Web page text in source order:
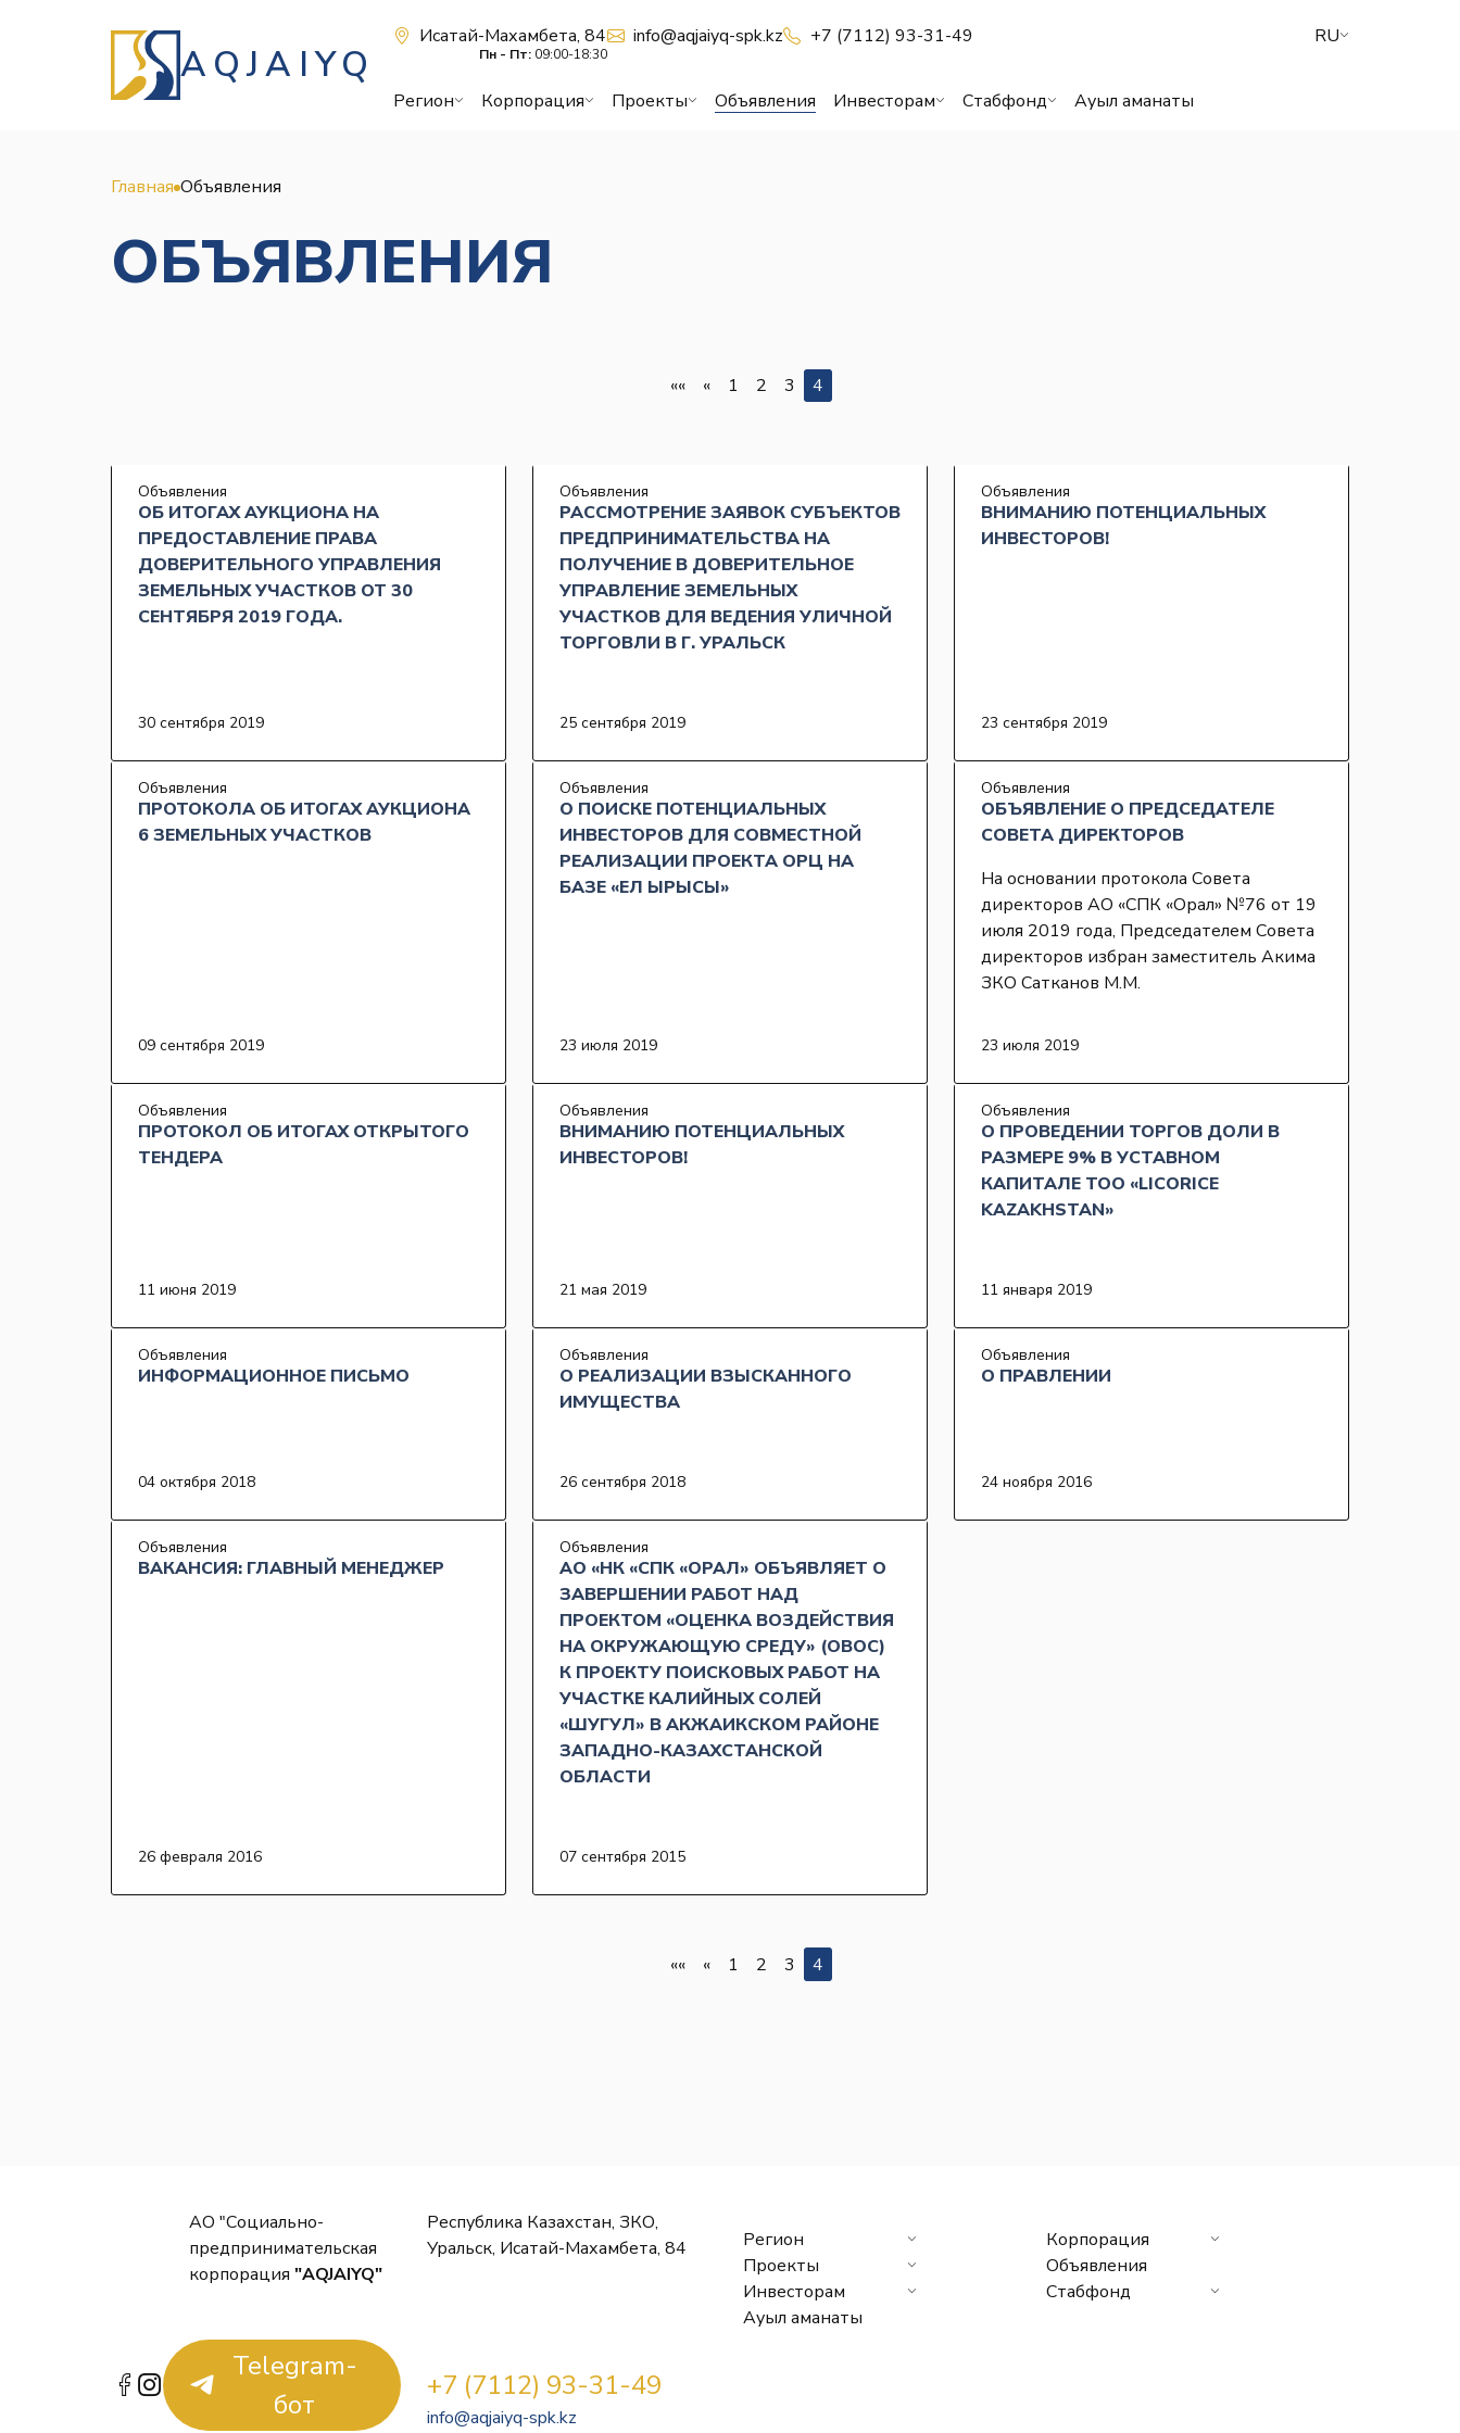
AQJAIYQ
Исатай-Махамбета, 84
Пн - Пт:09:00-18:30
info@aqjaiyq-spk.kz +7 (7112) 93-31-49 RU
Регион Корпорация Проекты Объявления Инвесторам Стабфонд Ауыл аманаты
Главная Объявления
ОБЪЯВЛЕНИЯ
«« « 1 2 3 4
Объявления
ОБ ИТОГАХ АУКЦИОНА НА
ПРЕДОСТАВЛЕНИЕ ПРАВА
ДОВЕРИТЕЛЬНОГО УПРАВЛЕНИЯ
ЗЕМЕЛЬНЫХ УЧАСТКОВ ОТ 30
СЕНТЯБРЯ 2019 ГОДА.
30 сентября 2019
Объявления
РАССМОТРЕНИЕ ЗАЯВОК СУБЪЕКТОВ
ПРЕДПРИНИМАТЕЛЬСТВА НА
ПОЛУЧЕНИЕ В ДОВЕРИТЕЛЬНОЕ
УПРАВЛЕНИЕ ЗЕМЕЛЬНЫХ
УЧАСТКОВ ДЛЯ ВЕДЕНИЯ УЛИЧНОЙ
ТОРГОВЛИ В Г. УРАЛЬСК
25 сентября 2019
Объявления
ВНИМАНИЮ ПОТЕНЦИАЛЬНЫХ
ИНВЕСТОРОВ!
23 сентября 2019
Объявления
ПРОТОКОЛА ОБ ИТОГАХ АУКЦИОНА
6 ЗЕМЕЛЬНЫХ УЧАСТКОВ
09 сентября 2019
Объявления
О ПОИСКЕ ПОТЕНЦИАЛЬНЫХ
ИНВЕСТОРОВ ДЛЯ СОВМЕСТНОЙ
РЕАЛИЗАЦИИ ПРОЕКТА ОРЦ НА
БАЗЕ «ЕЛ ЫРЫСЫ»
23 июля 2019
Объявления
ОБЪЯВЛЕНИЕ О ПРЕДСЕДАТЕЛЕ
СОВЕТА ДИРЕКТОРОВ
На основании протокола Совета
директоров АО «СПК «Орал» №76 от 19
июля 2019 года, Председателем Совета
директоров избран заместитель Акима
ЗКО Сатканов М.М.
23 июля 2019
Объявления
ПРОТОКОЛ ОБ ИТОГАХ ОТКРЫТОГО
ТЕНДЕРА
11 июня 2019
Объявления
ВНИМАНИЮ ПОТЕНЦИАЛЬНЫХ
ИНВЕСТОРОВ!
21 мая 2019
Объявления
О ПРОВЕДЕНИИ ТОРГОВ ДОЛИ В
РАЗМЕРЕ 9% В УСТАВНОМ
КАПИТАЛЕ ТОО «LICORICE
KAZAKHSTAN»
11 января 2019
Объявления
ИНФОРМАЦИОННОЕ ПИСЬМО
04 октября 2018
Объявления
О РЕАЛИЗАЦИИ ВЗЫСКАННОГО
ИМУЩЕСТВА
26 сентября 2018
Объявления
О ПРАВЛЕНИИ
24 ноября 2016
Объявления
ВАКАНСИЯ: ГЛАВНЫЙ МЕНЕДЖЕР
26 февраля 2016
Объявления
АО «НК «СПК «ОРАЛ» ОБЪЯВЛЯЕТ О
ЗАВЕРШЕНИИ РАБОТ НАД
ПРОЕКТОМ «ОЦЕНКА ВОЗДЕЙСТВИЯ
НА ОКРУЖАЮЩУЮ СРЕДУ» (ОВОС)
К ПРОЕКТУ ПОИСКОВЫХ РАБОТ НА
УЧАСТКЕ КАЛИЙНЫХ СОЛЕЙ
«ШУГУЛ» В АКЖАИКСКОМ РАЙОНЕ
ЗАПАДНО-КАЗАХСТАНСКОЙ
ОБЛАСТИ
07 сентября 2015
«« « 1 2 3 4
АО "Социально-
предпринимательская
корпорация "AQJAIYQ"
Telegram-
бот
Республика Казахстан, ЗКО,
Уральск, Исатай-Махамбета, 84
+7 (7112) 93-31-49
info@aqjaiyq-spk.kz
Регион
Корпорация
Проекты
Объявления
Инвесторам
Стабфонд
Ауыл аманаты